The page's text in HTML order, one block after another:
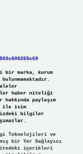
marka, kurum
haber niteliği
paylaşım
ile isim
bilgiler
Teknolojileri ve
bir Yer Sağlayıcı
sitedeki içerikleri